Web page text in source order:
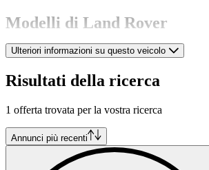
Modelli di Land Rover
Land Rover 109
Land Rover 86
Land Rover 88
Land Rover Discovery
Land Rover Forward Control
Land Rover Range Rover Evoque
Land Rover Range Rover Sport
Land Rover Range Rover Velar
Ulteriori informazioni su questo veicolo
Risultati della ricerca
1 offerta trovata per la vostra ricerca
Annunci più recenti